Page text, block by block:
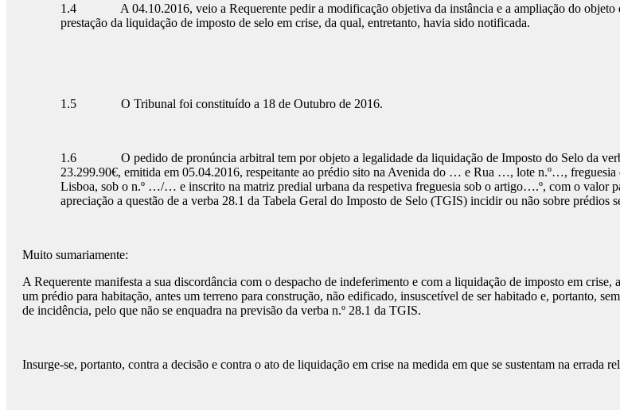
1.4 A 04.10.2016, veio a Requerente pedir a modificação objetiva da instância e a ampliação do objeto
prestação da liquidação de imposto de selo em crise, da qual, entretanto, havia sido notificada.
1.5 O Tribunal foi constituído a 18 de Outubro de 2016.
1.6 O pedido de pronúncia arbitral tem por objeto a legalidade da liquidação de Imposto do Selo da
23.299.90€, emitida em 05.04.2016, respeitante ao prédio sito na Avenida do … e Rua …, lote n.º…,
Lisboa, sob o n.º …/… e inscrito na matriz predial urbana da respetiva freguesia sob o artigo….º, com o valor
apreciação a questão de a verba 28.1 da Tabela Geral do Imposto de Selo (TGIS) incidir ou não sobre prédios
Muito sumariamente:
A Requerente manifesta a sua discordância com o despacho de indeferimento e com a liquidação de imposto em
um prédio para habitação, antes um terreno para construção, não edificado, insuscetível de ser habitado e, portanto,
de incidência, pelo que não se enquadra na previsão da verba n.º 28.1 da TGIS.
Insurge-se, portanto, contra a decisão e contra o ato de liquidação em crise na medida em que se sustentam na errada